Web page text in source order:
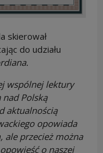
skierował
do udziału
wspólnej lektury
nad Polską
aktualnością
opowiada
ale przecież można
o naszej